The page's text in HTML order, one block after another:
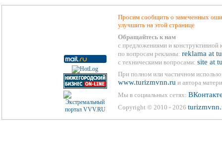
Просим сообщить о замеченных
улучшить на этой странице
Обращайтесь к нам
с предложениями и конструктивной
по вопросам рекламы: reklama at
с техническими вопросами: site at
При полном или частичном
www.turizmvnn.ru и автора
Мы в социальных сетях:
Copyright © 2010 - 2026